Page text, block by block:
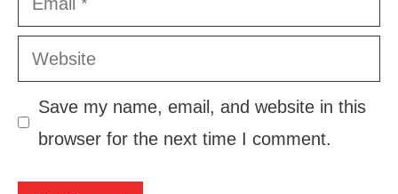
Website
Save my name, email, and website in this
browser for the next time I comment.